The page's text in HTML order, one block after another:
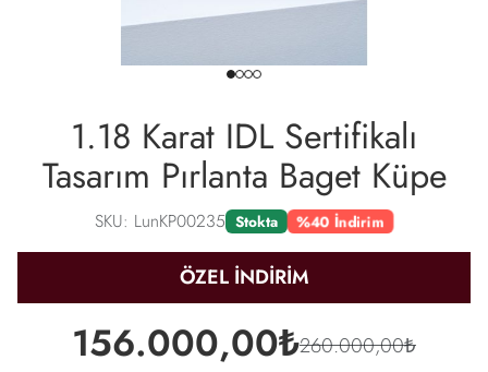
1.18 Karat IDL Sertifikalı
Tasarım Pırlanta Baget Küpe
SKU: LunKP00235 Stokta %40 İndirim
ÖZEL İNDİRİM
156.000,00₺260.000,00₺